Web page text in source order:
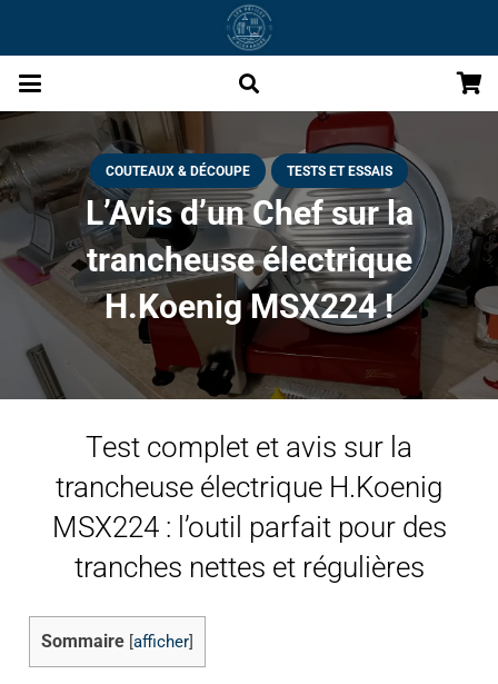
COUTEAUX & DÉCOUPE TESTS ET ESSAIS
L’Avis d’un Chef sur la
trancheuse électrique
H.Koenig MSX224 !
Test complet et avis sur la
trancheuse électrique H.Koenig
MSX224 : l’outil parfait pour des
tranches nettes et régulières
Sommaire afficher]